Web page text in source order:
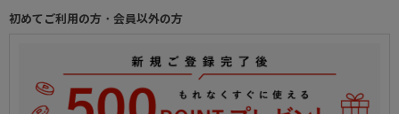
初めてご利用の方・会員以外の方